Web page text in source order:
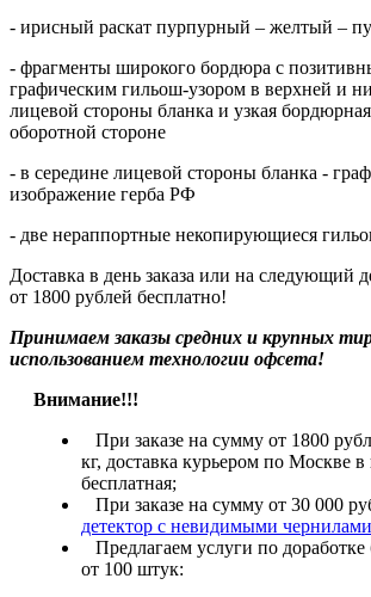
- ирисный раскат пурпурный – желтый –
- фрагменты широкого бордюра с
графическим гильош-узором в верхней и
лицевой стороны бланка и узкая
оборотной стороне
- в середине лицевой стороны бланка -
изображение герба РФ
- две нераппортные некопирующиеся
Доставка в день заказа или на следующий
от 1800 рублей бесплатно!
Принимаем заказы средних и крупных
использованием технологии офсета!
Внимание!!!
При заказе на сумму от 1800
кг, доставка курьером по Москве
бесплатная;
При заказе на сумму от 30 000
детектор с невидимыми чернилами
Предлагаем услуги по доработке
от 100 штук: